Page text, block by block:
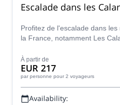
Escalade dans les
Profitez de l'escalade dans
la France, notamment Les
guide certifié.
À partir de
EUR 217
par personne pour 2 voyageurs
Availability: